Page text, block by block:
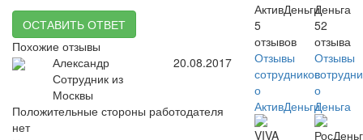
ОСТАВИТЬ ОТВЕТ
Похожие отзывы
Александр
Сотрудник из
Москвы
20.08.2017
Положительные стороны работодателя
нет
АктивДеньги
5
отзывов
Отзывы
сотрудников
о
АктивДеньги
Деньга
52
отзыва
Отзывы
о
Деньга